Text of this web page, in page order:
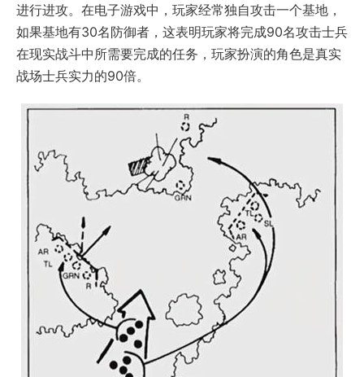
进行进攻。在电子游戏中，玩家经常独自攻击一个基地，
如果基地有30名防御者，这表明玩家将完成90名攻击士兵
在现实战斗中所需要完成的任务，玩家扮演的角色是真实
战场士兵实力的90倍。